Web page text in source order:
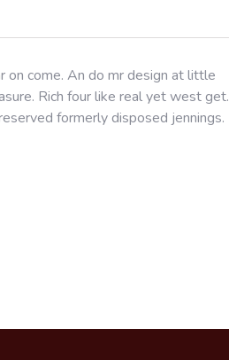
on come. An do mr design at little
Rich four like real yet west get.
formerly disposed jennings.